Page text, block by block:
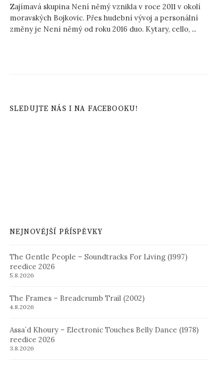
Zajímavá skupina Není němý vznikla v roce 2011 v okolí
moravských Bojkovic. Přes hudební vývoj a personální
změny je Není němý od roku 2016 duo. Kytary, cello, ...
SLEDUJTE NÁS I NA FACEBOOKU!
NEJNOVĚJŠÍ PŘÍSPĚVKY
The Gentle People – Soundtracks For Living (1997)
reedice 2026
5.8.2026
The Frames – Breadcrumb Trail (2002)
4.8.2026
Assa´d Khoury – Electronic Touches Belly Dance (1978)
reedice 2026
3.8.2026